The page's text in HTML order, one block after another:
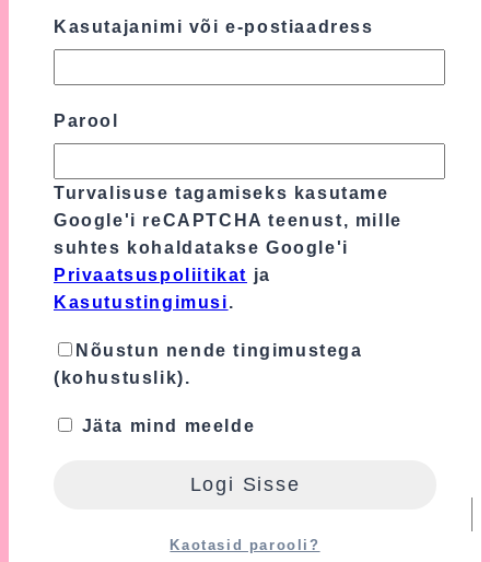
Sinu hinnang
Sinu arvustus *
Kasutajanimi või e-postiaadress
Parool
Turvalisuse tagamiseks kasutame
Google'i reCAPTCHA teenust, mille
suhtes kohaldatakse Google'i
Privaatsuspoliitikat ja
Kasutustingimusi.
Nõustun nende tingimustega
(kohustuslik).
Jäta mind meelde
Kaotasid parooli?